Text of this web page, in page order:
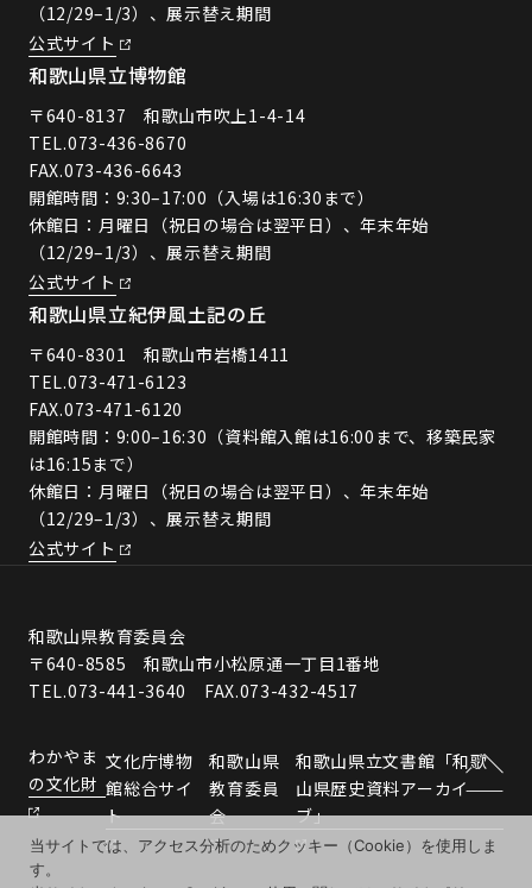
（12/29–1/3）、展示替え期間
公式サイト
和歌山県立博物館
〒640-8137 和歌山市吹上1-4-14
TEL.073-436-8670
FAX.073-436-6643
開館時間：9:30–17:00（入場は16:30まで）
休館日：月曜日（祝日の場合は翌平日）、年末年始
（12/29–1/3）、展示替え期間
公式サイト
和歌山県立紀伊風土記の丘
〒640-8301 和歌山市岩橋1411
TEL.073-471-6123
FAX.073-471-6120
開館時間：9:00–16:30（資料館入館は16:00まで、移築民家
は16:15まで）
休館日：月曜日（祝日の場合は翌平日）、年末年始
（12/29–1/3）、展示替え期間
公式サイト
和歌山県教育委員会
〒640-8585 和歌山市小松原通一丁目1番地
TEL.073-441-3640 FAX.073-432-4517
わかやま
の文化財
文化庁博物
館総合サイ
ト
和歌山県
教育委員
会
和歌山県立文書館「和歌
山県歴史資料アーカイ
ブ」
当サイトでは、アクセス分析のためクッキー（Cookie）を使用しま
す。